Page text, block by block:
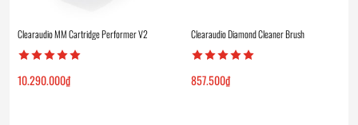
Clearaudio MM Cartridge Performer V2
10.290.000₫
Clearaudio Diamond Cleaner Brush
857.500₫